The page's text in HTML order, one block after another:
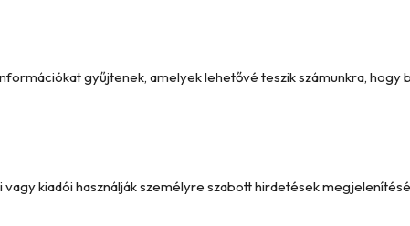
gyűjtenek, amelyek lehetővé teszik számunkra,
kiadói használják személyre szabott hirdetések